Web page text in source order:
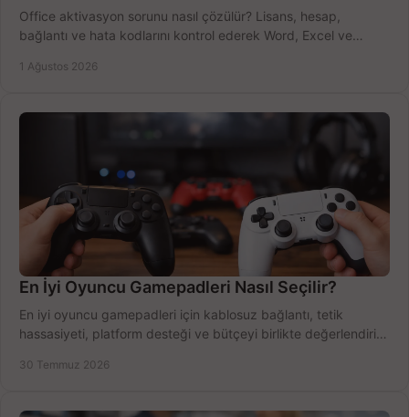
Office aktivasyon sorunu nasıl çözülür? Lisans, hesap,
bağlantı ve hata kodlarını kontrol ederek Word, Excel ve
1 Ağustos 2026
En İyi Oyuncu Gamepadleri Nasıl Seçilir?
En iyi oyuncu gamepadleri için kablosuz bağlantı, tetik
hassasiyeti, platform desteği ve bütçeyi birlikte değerlendirin;
30 Temmuz 2026